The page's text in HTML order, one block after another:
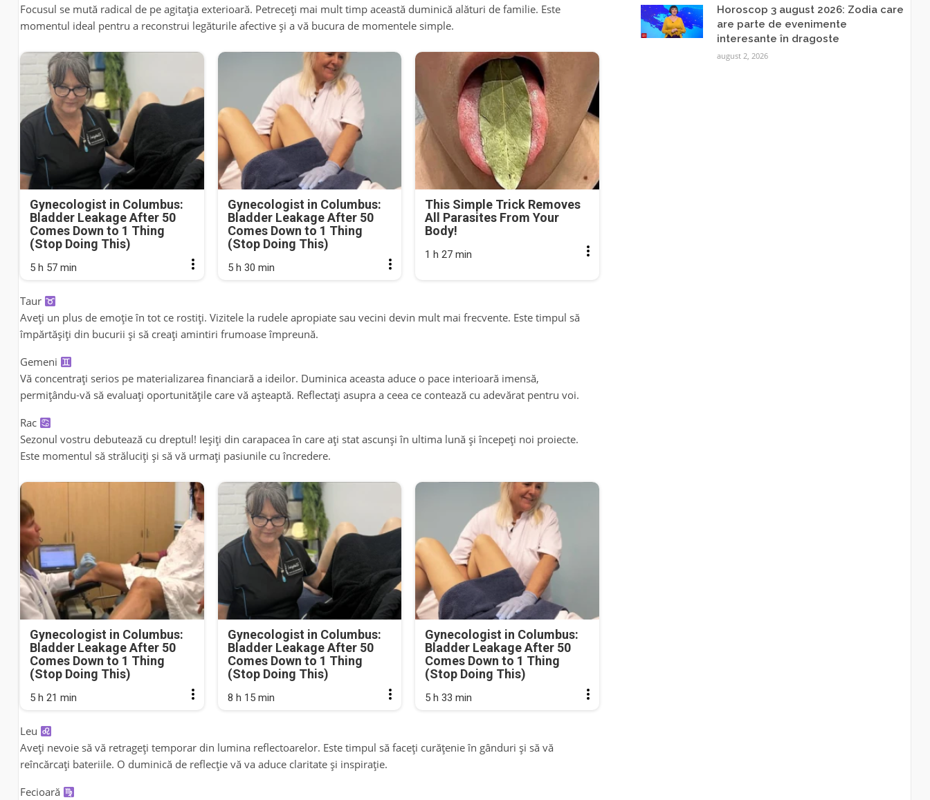
Focusul se mută radical de pe agitația exterioară. Petreceți mai mult timp această duminică alături de familie. Este
momentul ideal pentru a reconstrui legăturile afective și a vă bucura de momentele simple.
Gynecologist in Columbus:
Bladder Leakage After 50
Comes Down to 1 Thing
(Stop Doing This)
5 h 57 min
Gynecologist in Columbus:
Bladder Leakage After 50
Comes Down to 1 Thing
(Stop Doing This)
5 h 30 min
This Simple Trick Removes
All Parasites From Your
Body!
1 h 27 min
Taur
Aveți un plus de emoție în tot ce rostiți. Vizitele la rudele apropiate sau vecini devin mult mai frecvente. Este timpul să
împărtășiți din bucurii și să creați amintiri frumoase împreună.
Gemeni
Vă concentrați serios pe materializarea financiară a ideilor. Duminica aceasta aduce o pace interioară imensă,
permițându-vă să evaluați oportunitățile care vă așteaptă. Reflectați asupra a ceea ce contează cu adevărat pentru voi.
Rac
Sezonul vostru debutează cu dreptul! Ieșiți din carapacea în care ați stat ascunși în ultima lună și începeți noi proiecte.
Este momentul să străluciți și să vă urmați pasiunile cu încredere.
Gynecologist in Columbus:
Bladder Leakage After 50
Comes Down to 1 Thing
(Stop Doing This)
5 h 21 min
Gynecologist in Columbus:
Bladder Leakage After 50
Comes Down to 1 Thing
(Stop Doing This)
8 h 15 min
Gynecologist in Columbus:
Bladder Leakage After 50
Comes Down to 1 Thing
(Stop Doing This)
5 h 33 min
Leu
Aveți nevoie să vă retrageți temporar din lumina reflectoarelor. Este timpul să faceți curățenie în gânduri și să vă
reîncărcați bateriile. O duminică de reflecție vă va aduce claritate și inspirație.
Fecioară
Horoscop 3 august 2026: Zodia care
are parte de evenimente
interesante în dragoste
august 2, 2026